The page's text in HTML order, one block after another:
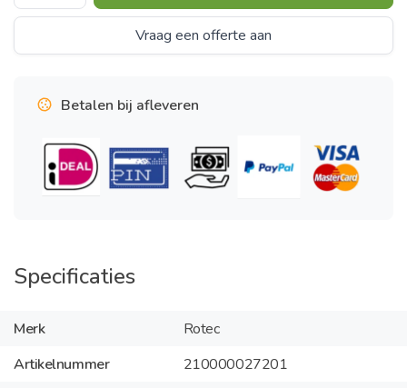
Vraag een offerte aan
Betalen bij afleveren
Specificaties
Merk
Rotec
Artikelnummer
210000027201